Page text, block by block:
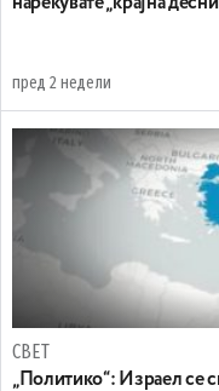
пред 2 недели
СВЕТ
„Политико“: Израел се